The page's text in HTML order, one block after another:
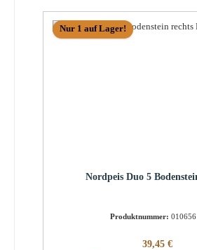
Nur 1 auf Lager!
Nordpeis Duo 5
Produktnummer:
Regulärer
39,45 €